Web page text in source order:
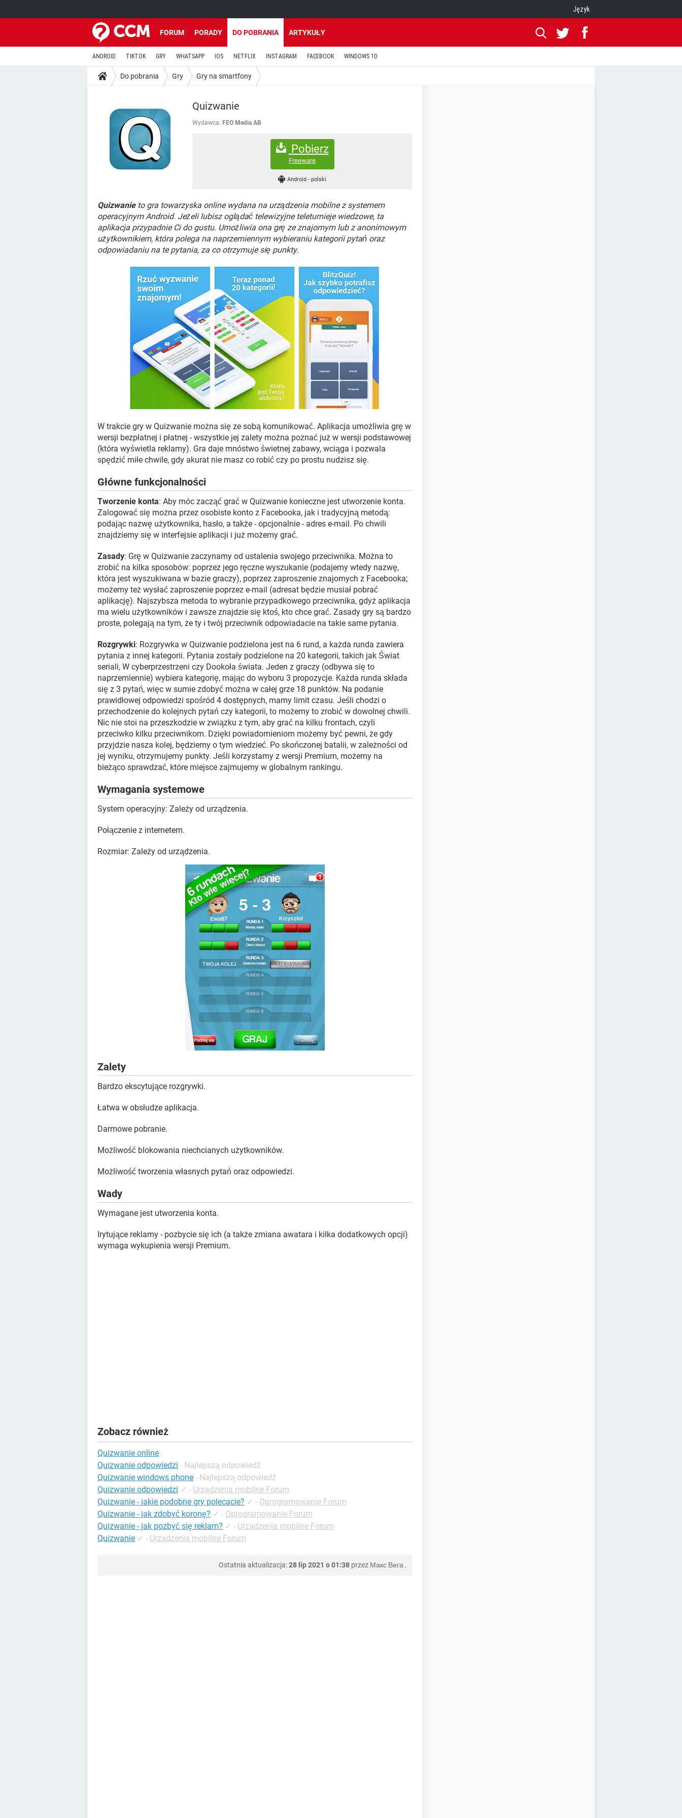
Język
FORUM PORADY DO POBRANIA ARTYKUŁY
ANDROID TIKTOK GRY WHATSAPP IOS NETFLIX INSTAGRAM FACEBOOK WINDOWS 10
Do pobrania Gry Gry na smartfony
Quizwanie
Wydawca: FEO Media AB
Pobierz
Freeware
Android - polski
Quizwanieto gra towarzyska online wydana na urządzenia mobilne z systemem
operacyjnym Android. Jeżeli lubisz oglądać telewizyjne teleturnieje wiedzowe, ta
aplikacja przypadnie Ci do gustu. Umożliwia ona grę ze znajomym lub z anonimowym
użytkownikiem, która polega na naprzemiennym wybieraniu kategorii pytań oraz
odpowiadaniu na te pytania, za co otrzymuje się punkty.
W trakcie gry w Quizwanie można się ze sobą komunikować. Aplikacja umożliwia grę w
wersji bezpłatnej i płatnej - wszystkie jej zalety można poznać już w wersji podstawowej
(która wyświetla reklamy). Gra daje mnóstwo świetnej zabawy, wciąga i pozwala
spędzić miłe chwile, gdy akurat nie masz co robić czy po prostu nudzisz się.
Główne funkcjonalności
Tworzenie konta: Aby móc zacząć grać w Quizwanie konieczne jest utworzenie konta.
Zalogować się można przez osobiste konto z Facebooka, jak i tradycyjną metodą:
podając nazwę użytkownika, hasło, a także - opcjonalnie - adres e-mail. Po chwili
znajdziemy się w interfejsie aplikacji i już możemy grać.
Zasady: Grę w Quizwanie zaczynamy od ustalenia swojego przeciwnika. Można to
zrobić na kilka sposobów: poprzez jego ręczne wyszukanie (podajemy wtedy nazwę,
która jest wyszukiwana w bazie graczy), poprzez zaproszenie znajomych z Facebooka;
możemy też wysłać zaproszenie poprzez e-mail (adresat będzie musiał pobrać
aplikację). Najszybsza metoda to wybranie przypadkowego przeciwnika, gdyż aplikacja
ma wielu użytkowników i zawsze znajdzie się ktoś, kto chce grać. Zasady gry są bardzo
proste, polegają na tym, że ty i twój przeciwnik odpowiadacie na takie same pytania.
Rozgrywki: Rozgrywka w Quizwanie podzielona jest na 6 rund, a każda runda zawiera
pytania z innej kategorii. Pytania zostały podzielone na 20 kategorii, takich jak Świat
seriali, W cyberprzestrzeni czy Dookoła świata. Jeden z graczy (odbywa się to
naprzemiennie) wybiera kategorię, mając do wyboru 3 propozycje. Każda runda składa
się z 3 pytań, więc w sumie zdobyć można w całej grze 18 punktów. Na podanie
prawidłowej odpowiedzi spośród 4 dostępnych, mamy limit czasu. Jeśli chodzi o
przechodzenie do kolejnych pytań czy kategorii, to możemy to zrobić w dowolnej chwili.
Nic nie stoi na przeszkodzie w związku z tym, aby grać na kilku frontach, czyli
przeciwko kilku przeciwnikom. Dzięki powiadomieniom możemy być pewni, że gdy
przyjdzie nasza kolej, będziemy o tym wiedzieć. Po skończonej batalii, w zależności od
jej wyniku, otrzymujemy punkty. Jeśli korzystamy z wersji Premium, możemy na
bieżąco sprawdzać, które miejsce zajmujemy w globalnym rankingu.
Wymagania systemowe
System operacyjny: Zależy od urządzenia.
Połączenie z internetem.
Rozmiar: Zależy od urządzenia.
Zalety
Bardzo ekscytujące rozgrywki.
Łatwa w obsłudze aplikacja.
Darmowe pobranie.
Możliwość blokowania niechcianych użytkowników.
Możliwość tworzenia własnych pytań oraz odpowiedzi.
Wady
Wymagane jest utworzenia konta.
Irytujące reklamy - pozbycie się ich (a także zmiana awatara i kilka dodatkowych opcji)
wymaga wykupienia wersji Premium.
Zobacz również
Quizwanie online
Quizwanie odpowiedzi - Najlepszą odpowiedź
Quizwanie windows phone - Najlepszą odpowiedź
Quizwanie odpowiedzi ✓ - Urządzenia mobilne Forum
Quizwanie - jakie podobne gry polecacie? ✓ - Oprogramowanie Forum
Quizwanie - jak zdobyć koronę? ✓ - Oprogramowanie Forum
Quizwanie - jak pozbyć się reklam? ✓ - Urządzenia mobilne Forum
Quizwanie ✓ - Urządzenia mobilne Forum
Ostatnia aktualizacja:28 lip 2021 o 01:38 przez Макс Вега .